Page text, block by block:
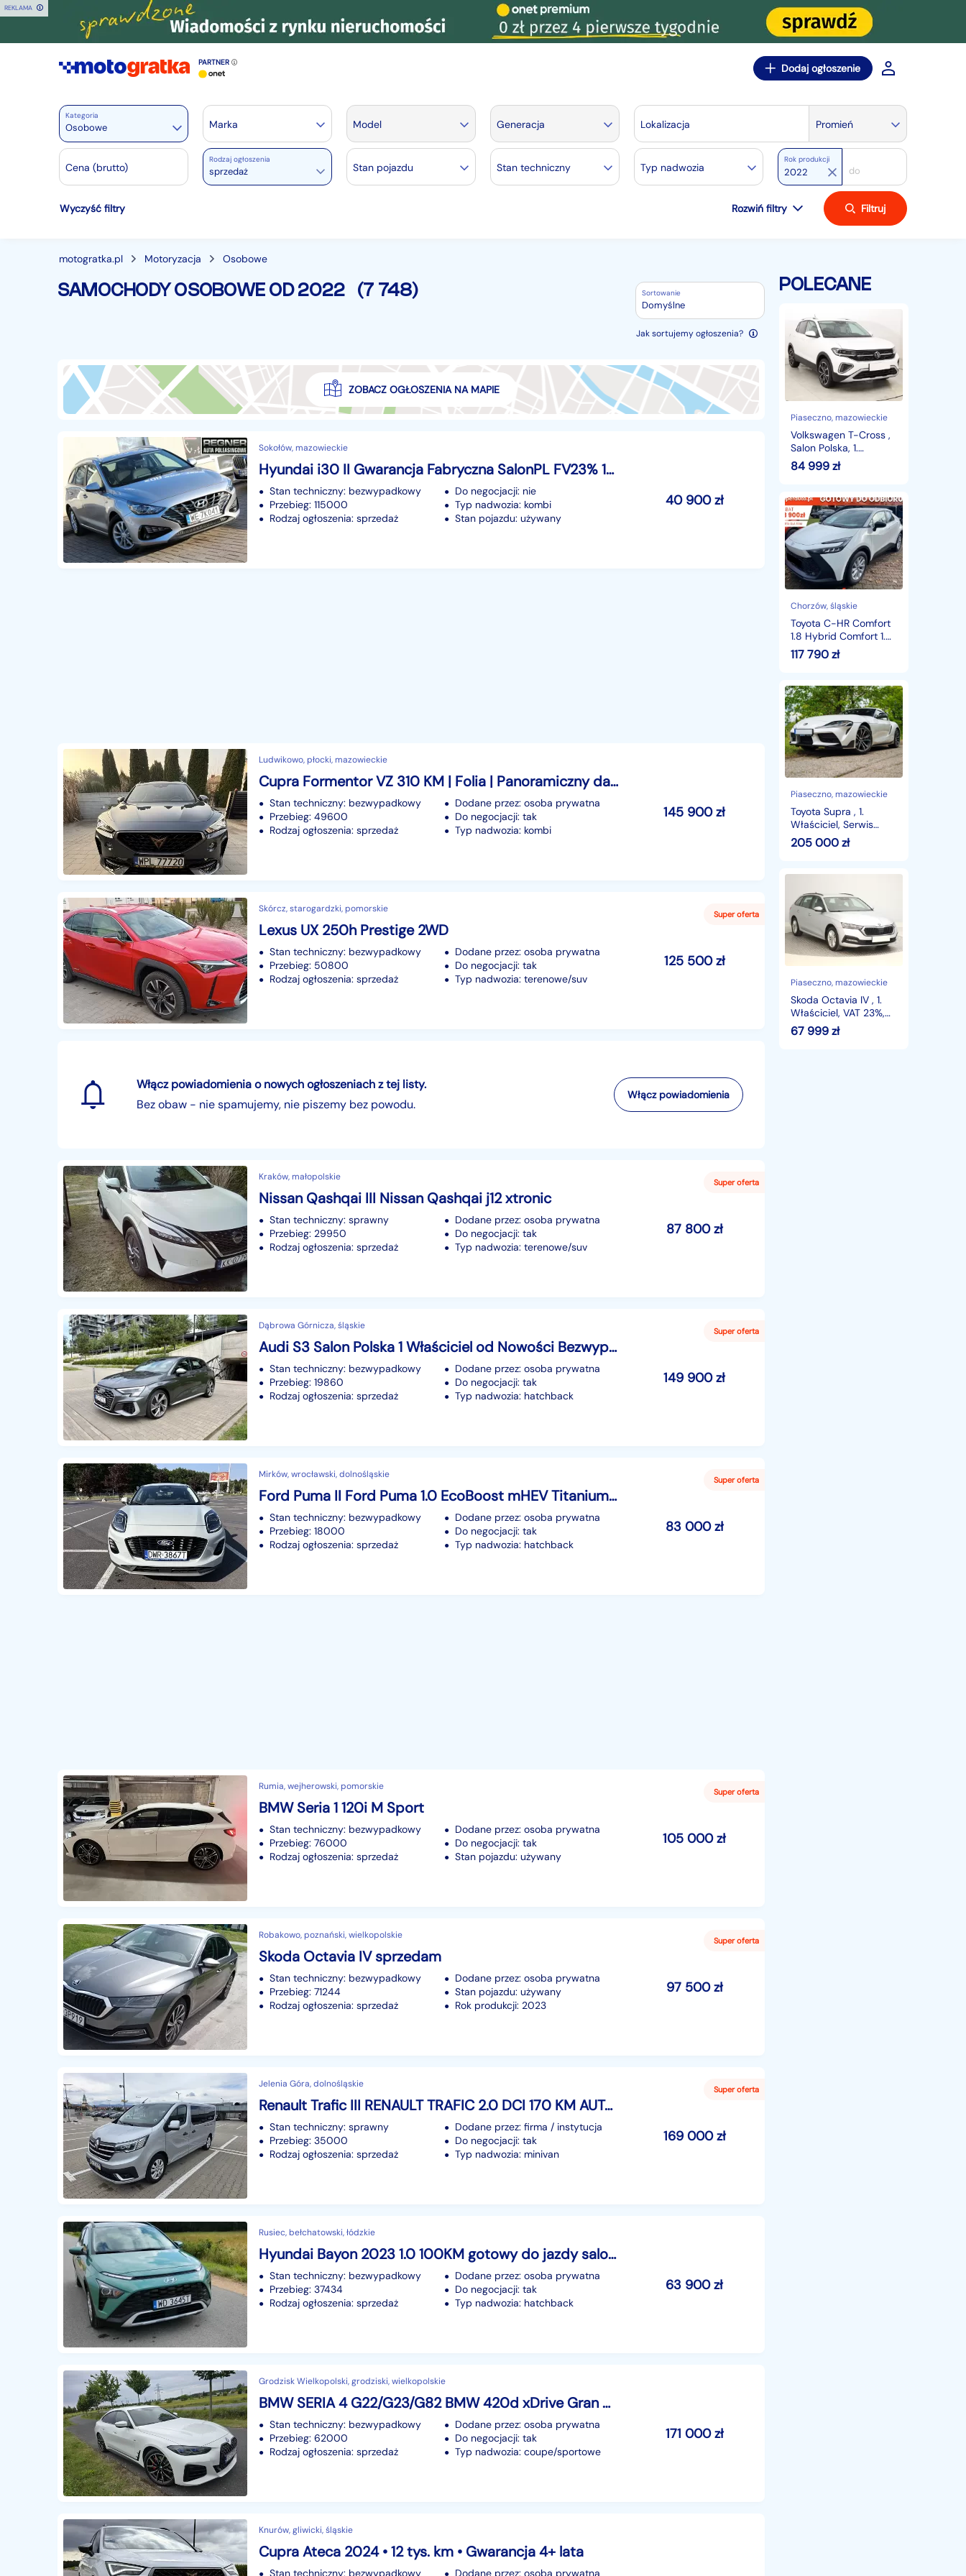
REKLAMA
PARTNER Dodaj ogłoszenie
Kategoria
Osobowe
Motoryzacja
Osobowe
Dostawcze 3514
Autobusy
Części samochodowe 14635
Części motocyklowe 1
Pojazdy specjalistyczne
1065
Marka Model Generacja Lokalizacja Promień
Cena (brutto)
Rodzaj ogłoszenia
sprzedaż Stan pojazdu Stan techniczny Typ nadwozia
Rok produkcji
Wyczyść filtry Rozwiń filtry Filtruj
motogratka.pl Motoryzacja Osobowe
SAMOCHODY OSOBOWE OD 2022 (7 748) Sortowanie
Domyślne
Jak sortujemy ogłoszenia?
ZOBACZ OGŁOSZENIA NA MAPIE
Sokołów, mazowieckie
Hyundai i30 II Gwarancja Fabryczna SalonPL FV23% 120KM LED Parktronic
Stan techniczny: bezwypadkowy
Przebieg: 115000
Rodzaj ogłoszenia: sprzedaż
Do negocjacji: nie
Typ nadwozia: kombi
Stan pojazdu: używany
40 900zł
Ludwikowo, płocki, mazowieckie
Cupra Formentor VZ 310 KM | Folia | Panoramiczny dach | Beats Audio I
Stan techniczny: bezwypadkowy
Przebieg: 49600
Rodzaj ogłoszenia: sprzedaż
Dodane przez: osoba prywatna
Do negocjacji: tak
Typ nadwozia: kombi
145 900zł
Skórcz, starogardzki, pomorskie
Lexus UX 250h Prestige 2WD
Stan techniczny: bezwypadkowy
Przebieg: 50800
Rodzaj ogłoszenia: sprzedaż
Dodane przez: osoba prywatna
Do negocjacji: tak
Typ nadwozia: terenowe/suv
125 500zł
Włącz powiadomienia o nowych ogłoszeniach z tej listy.
Bez obaw - nie spamujemy, nie piszemy bez powodu.
Włącz powiadomienia
Kraków, małopolskie
Nissan Qashqai III Nissan Qashqai j12 xtronic
Stan techniczny: sprawny
Przebieg: 29950
Rodzaj ogłoszenia: sprzedaż
Dodane przez: osoba prywatna
Do negocjacji: tak
Typ nadwozia: terenowe/suv
87 800zł
Dąbrowa Górnicza, śląskie
Audi S3 Salon Polska 1 Właściciel od Nowości Bezwypadkowy Serwis ASO Jak Nowy
Stan techniczny: bezwypadkowy
Przebieg: 19860
Rodzaj ogłoszenia: sprzedaż
Dodane przez: osoba prywatna
Do negocjacji: tak
Typ nadwozia: hatchback
149 900zł
Mirków, wrocławski, dolnośląskie
Ford Puma II Ford Puma 1.0 EcoBoost mHEV Titanium PowerShift
Stan techniczny: bezwypadkowy
Przebieg: 18000
Rodzaj ogłoszenia: sprzedaż
Dodane przez: osoba prywatna
Do negocjacji: tak
Typ nadwozia: hatchback
83 000zł
Rumia, wejherowski, pomorskie
BMW Seria 1 120i M Sport
Stan techniczny: bezwypadkowy
Przebieg: 76000
Rodzaj ogłoszenia: sprzedaż
Dodane przez: osoba prywatna
Do negocjacji: tak
Stan pojazdu: używany
105 000zł
Robakowo, poznański, wielkopolskie
Skoda Octavia IV sprzedam
Stan techniczny: bezwypadkowy
Przebieg: 71244
Rodzaj ogłoszenia: sprzedaż
Dodane przez: osoba prywatna
Stan pojazdu: używany
Rok produkcji: 2023
97 500zł
Jelenia Góra, dolnośląskie
Renault Trafic III RENAULT TRAFIC 2.0 DCI 170 KM AUTOMAT 2024
Stan techniczny: sprawny
Przebieg: 35000
Rodzaj ogłoszenia: sprzedaż
Dodane przez: firma / instytucja
Do negocjacji: tak
Typ nadwozia: minivan
169 000zł
Rusiec, bełchatowski, łódzkie
Hyundai Bayon 2023 1.0 100KM gotowy do jazdy salon PL
Stan techniczny: bezwypadkowy
Przebieg: 37434
Rodzaj ogłoszenia: sprzedaż
Dodane przez: osoba prywatna
Do negocjacji: tak
Typ nadwozia: hatchback
63 900zł
Grodzisk Wielkopolski, grodziski, wielkopolskie
BMW SERIA 4 G22/G23/G82 BMW 420d xDrive Gran Coupe model M Sport
Stan techniczny: bezwypadkowy
Przebieg: 62000
Rodzaj ogłoszenia: sprzedaż
Dodane przez: osoba prywatna
Do negocjacji: tak
Typ nadwozia: coupe/sportowe
171 000zł
Knurów, gliwicki, śląskie
Cupra Ateca 2024 • 12 tys. km • Gwarancja 4+ lata
Stan techniczny: bezwypadkowy Dodane przez: osoba prywatna
POLECANE
Volkswagen
T-
Cross
Salon
Polska,
Właściciel,
Serwis
ASO,
Skóra,
Piaseczno, mazowieckie
Volkswagen T-Cross ,
Salon Polska, 1.
Właściciel, Serwis
ASO, Skóra, Klima,
84 999zł
Toyota
C-
HR
Comfort
1.8
Hybrid
Comfort
1.8
Hybrid
140KM
Tempomat
adaptacyjny!
Chorzów, śląskie
Toyota C-HR Comfort
1.8 Hybrid Comfort 1.8
Hybrid 140KM |
Tempomat
117 790zł
Toyota
Supra
,
1.
Właściciel,
Serwis
ASO,
Automat,
Skóra,
Navi,,
Właściciel,
Piaseczno, mazowieckie
Toyota Supra , 1.
Właściciel, Serwis
ASO, Automat, Skóra,
Navi,, , 1. Właściciel,
205 000zł
Skoda
Octavia
IV
1.
Właściciel,
VAT
23%,
Klimatronic,
Tempomat,
Parktronic,
Piaseczno, mazowieckie
Skoda Octavia IV , 1.
Właściciel, VAT 23%,
Klimatronic,
Tempomat, Parktronic,
67 999zł